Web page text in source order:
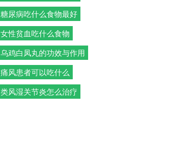
糖尿病吃什么食物最好
女性贫血吃什么食物
乌鸡白凤丸的功效与作用
痛风患者可以吃什么
类风湿关节炎怎么治疗